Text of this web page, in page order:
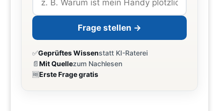
Frage stellen →
✅Geprüftes Wissenstatt KI-Raterei
📄Mit Quellezum Nachlesen
🆓Erste Frage gratis